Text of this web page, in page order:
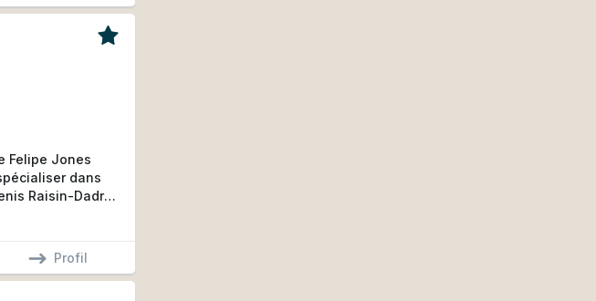
Felipe Jones
dans
Raisin-Dadre
Michon
de
didactiques
Profil